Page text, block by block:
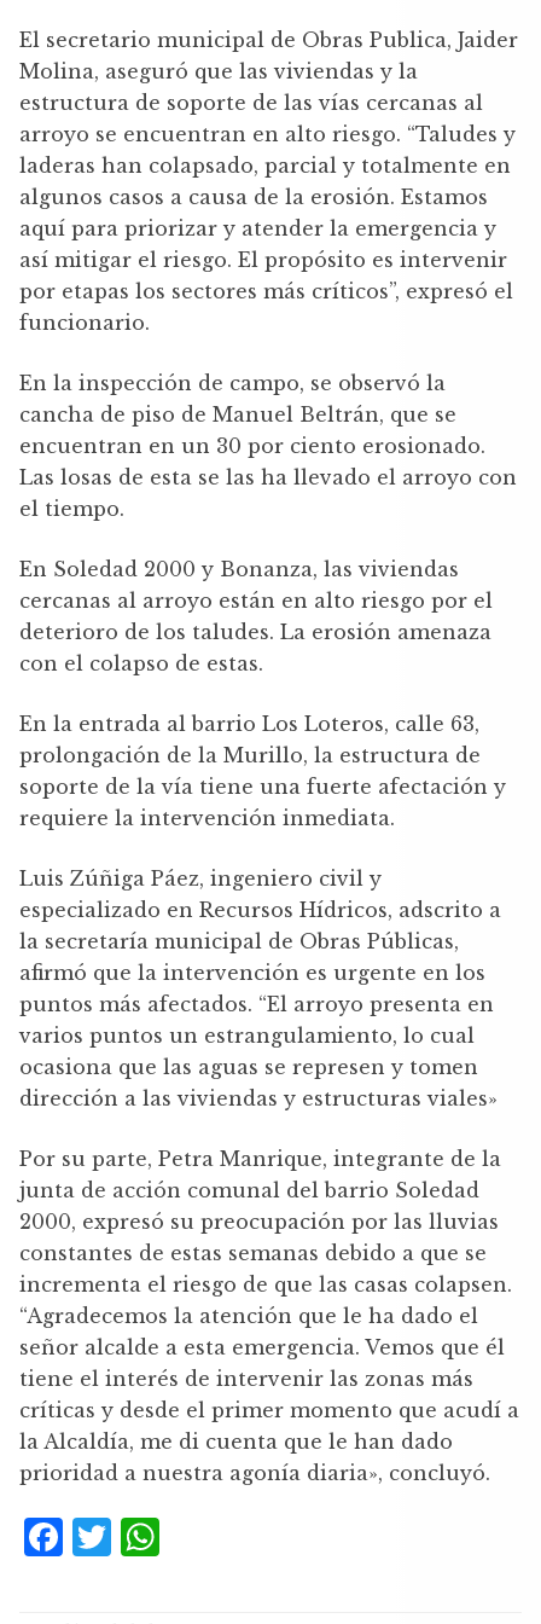
El secretario municipal de Obras Publica, Jaider
Molina, aseguró que las viviendas y la
estructura de soporte de las vías cercanas al
arroyo se encuentran en alto riesgo. “Taludes y
laderas han colapsado, parcial y totalmente en
algunos casos a causa de la erosión. Estamos
aquí para priorizar y atender la emergencia y
así mitigar el riesgo. El propósito es intervenir
por etapas los sectores más críticos”, expresó el
funcionario.
En la inspección de campo, se observó la
cancha de piso de Manuel Beltrán, que se
encuentran en un 30 por ciento erosionado.
Las losas de esta se las ha llevado el arroyo con
el tiempo.
En Soledad 2000 y Bonanza, las viviendas
cercanas al arroyo están en alto riesgo por el
deterioro de los taludes. La erosión amenaza
con el colapso de estas.
En la entrada al barrio Los Loteros, calle 63,
prolongación de la Murillo, la estructura de
soporte de la vía tiene una fuerte afectación y
requiere la intervención inmediata.
Luis Zúñiga Páez, ingeniero civil y
especializado en Recursos Hídricos, adscrito a
la secretaría municipal de Obras Públicas,
afirmó que la intervención es urgente en los
puntos más afectados. “El arroyo presenta en
varios puntos un estrangulamiento, lo cual
ocasiona que las aguas se represen y tomen
dirección a las viviendas y estructuras viales»
Por su parte, Petra Manrique, integrante de la
junta de acción comunal del barrio Soledad
2000, expresó su preocupación por las lluvias
constantes de estas semanas debido a que se
incrementa el riesgo de que las casas colapsen.
“Agradecemos la atención que le ha dado el
señor alcalde a esta emergencia. Vemos que él
tiene el interés de intervenir las zonas más
críticas y desde el primer momento que acudí a
la Alcaldía, me di cuenta que le han dado
prioridad a nuestra agonía diaria», concluyó.
F
T